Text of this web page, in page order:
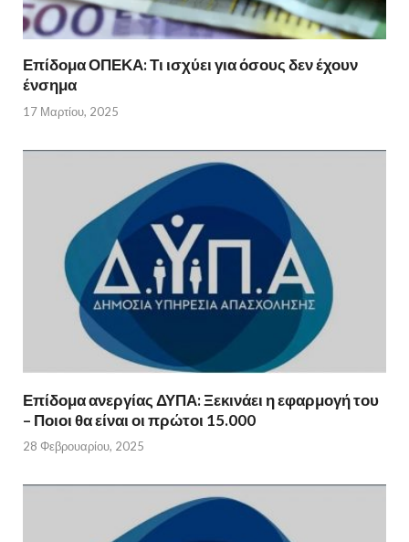
Επίδομα ΟΠΕΚΑ: Τι ισχύει για όσους δεν έχουν
ένσημα
17 Μαρτίου, 2025
Επίδομα ανεργίας ΔΥΠΑ: Ξεκινάει η εφαρμογή του
– Ποιοι θα είναι οι πρώτοι 15.000
28 Φεβρουαρίου, 2025